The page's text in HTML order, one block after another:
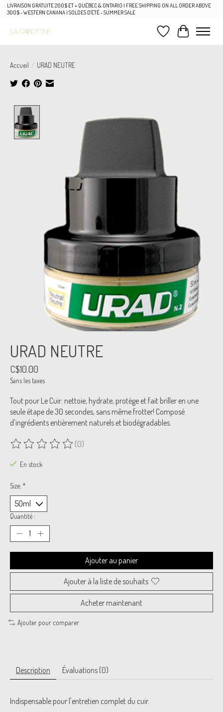
LIVRAISON GRATUITE 200$ ET + QUÉBEC & ONTARIO | FREE SHIPPING ON ALL ORDER ABOVE
300$ - WESTERN CANANA | SOLDES D'ÉTÉ - SUMMER SALE
Liste de souhaits
Panier
Accueil / URAD NEUTRE
URAD NEUTRE
C$10.00
Sans les taxes
Tout pour Le Cuir: nettoie, hydrate, protège et fait briller en une
seule étape de 30 secondes, sans même frotter! Composé
d'ingrédients entièrement naturels et biodégradables.
Ce produit est évalué à0
(0)
En stock
Size: *
Quantité :
Ajouter au panier
Ajouter à la liste de souhaits
Acheter maintenant
Ajouter pour comparer
Description Évaluations (0)
Indispensable pour l'entretien complet du cuir.